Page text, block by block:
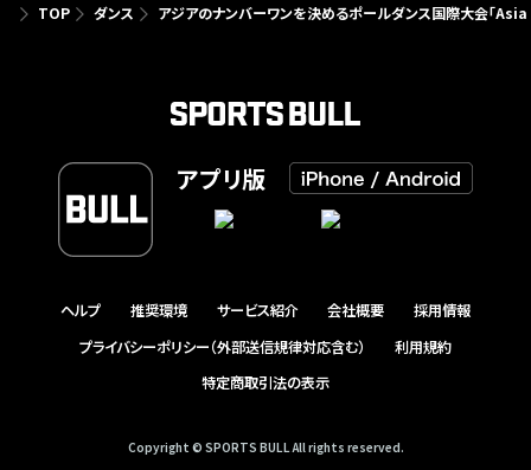
TOP ダンス アジアのナンバーワンを決めるポールダンス国際大会「
アプリ版
ヘルプ 推奨環境 サービス紹介 会社概要
採用情報
プライバシーポリシー（外部送信規律対応含む）
利用規約
特定商取引法の表示
Copyright © SPORTS BULL All rights reserved.